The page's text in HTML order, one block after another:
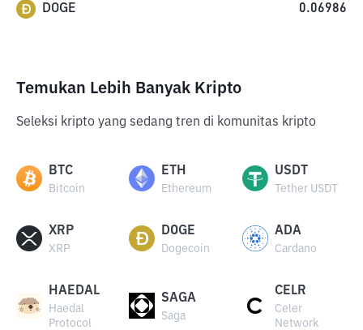
DOGE 0.06986
Temukan Lebih Banyak Kripto
Seleksi kripto yang sedang tren di komunitas kripto
BTC
Bitcoin
ETH
Ethereum
USDT
Tether USDT
XRP
XRP
DOGE
Dogecoin
ADA
Cardano
HAEDAL
Haedal
Protocol
SAGA
Saga
CELR
Celer
Network